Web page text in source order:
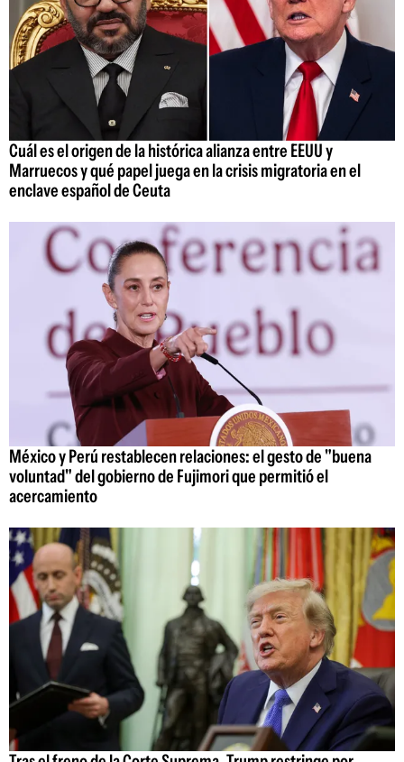
Cuál es el origen de la histórica alianza entre EEUU y
Marruecos y qué papel juega en la crisis migratoria en el
enclave español de Ceuta
México y Perú restablecen relaciones: el gesto de "buena
voluntad" del gobierno de Fujimori que permitió el
acercamiento